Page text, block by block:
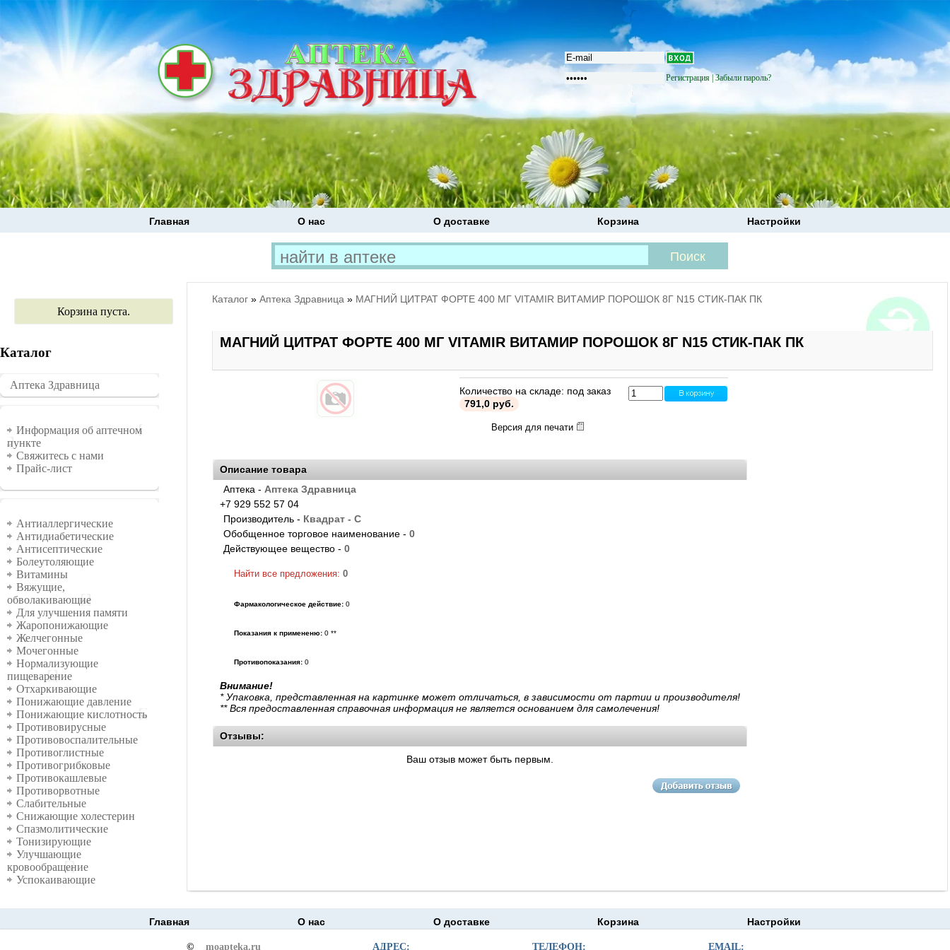
Регистрация |Забыли пароль?
Главная О нас О доставке Корзина Настройки
Корзина пуста.
Каталог
�������
Аптека Здравница
Информация
Информация об аптечном
пункте
Свяжитесь с нами
Прайс-лист
Группы
Антиаллергические
Антидиабетические
Антисептические
Болеутоляющие
Витамины
Вяжущие,
обволакивающие
Для улучшения памяти
Жаропонижающие
Желчегонные
Мочегонные
Нормализующие
пищеварение
Отхаркивающие
Понижающие давление
Понижающие кислотность
Противовирусные
Противовоспалительные
Противоглистные
Противогрибковые
Противокашлевые
Противорвотные
Слабительные
Снижающие холестерин
Спазмолитические
Тонизирующие
Улучшающие
кровообращение
Успокаивающие
Каталог » Аптека Здравница » МАГНИЙ ЦИТРАТ ФОРТЕ 400 МГ VITAMIR ВИТАМИР ПОРОШОК 8Г N15 СТИК-ПАК ПК
МАГНИЙ ЦИТРАТ ФОРТЕ 400 МГ VITAMIR ВИТАМИР ПОРОШОК 8Г N15 СТИК-ПАК ПК
Количество на складе: под заказ
791,0 руб.
Версия для печати
Описание товара
Аптека - Аптека Здравница
+7 929 552 57 04
Производитель - Квадрат - С
Обобщенное торговое наименование - 0
Действующее вещество - 0
Найти все предложения: 0
Фармакологическое действие: 0
Показания к примененю: 0 **
Противопоказания: 0
Внимание!
* Упаковка, представленная на картинке может отличаться, в зависимости от партии и производителя!
** Вся предоставленная справочная информация не является основанием для самолечения!
Отзывы:
Ваш отзыв может быть первым.
Главная О нас О доставке Корзина Настройки
© moapteka.ru АДРЕС: ТЕЛЕФОН: EMAIL: